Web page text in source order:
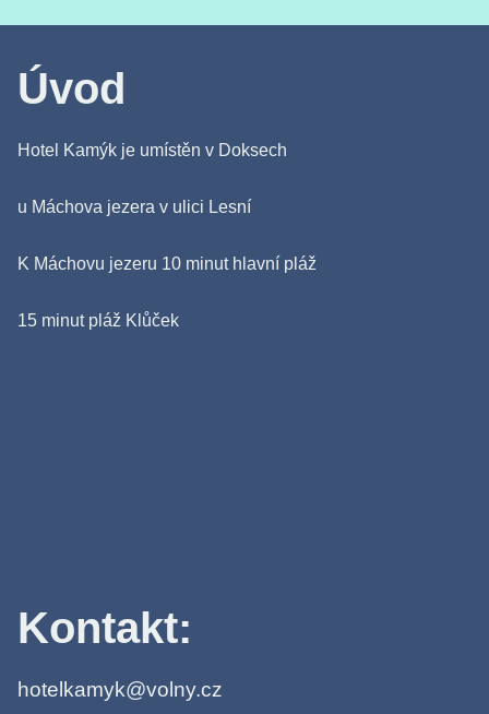
Úvod
Hotel Kamýk je umístěn v Doksech
u Máchova jezera v ulici Lesní
K Máchovu jezeru 10 minut hlavní pláž
15 minut pláž Klůček
Kontakt:
hotelkamyk@volny.cz